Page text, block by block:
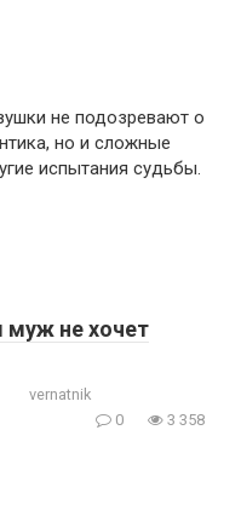
не подозревают о
но и сложные
испытания судьбы.
не хочет
vernatnik
0
3 358